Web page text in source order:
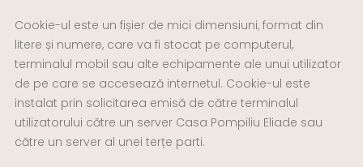
Cookie-ul este un fișier de mici dimensiuni, format din
litere și numere, care va fi stocat pe computerul,
terminalul mobil sau alte echipamente ale unui utilizator
de pe care se accesează internetul. Cookie-ul este
instalat prin solicitarea emisă de către terminalul
utilizatorului către un server Casa Pompiliu Eliade sau
către un server al unei terțe parti.